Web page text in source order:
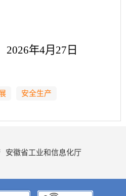
2026年4月27日
安全生产
安徽省工业和信息化厅